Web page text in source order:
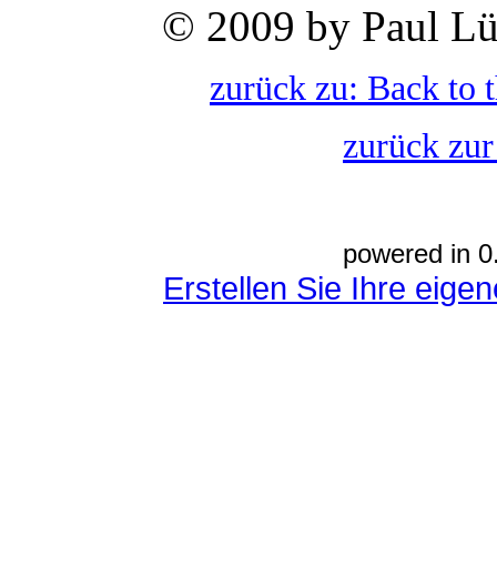
© 2009 by Paul
zurück zu: Back to
zurück
powered in
Erstellen Sie Ihre